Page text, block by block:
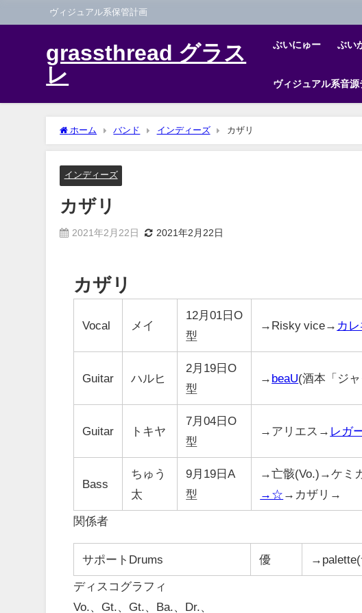
ヴィジュアル系保管計画
grassthread グラス
レ
ぶいにゅー ぶい
ヴィジュアル系音源
ホーム バンド インディーズ カザリ
インディーズ
カザリ
2021年2月22日 2021年2月22日
カザリ
Vocal メイ
12月01日O
型
→Risky vice→ カ
Guitar ハルヒ
2月19日O
型
→ beaU(酒本「ジ
Guitar トキヤ
7月04日O
型
→アリエス→ レガ
Bass
ちゅう
太
9月19日A
型
→亡骸(Vo.)→ケミ
→☆ →カザリ→
関係者
サポートDrums 優
ディスコグラフィ
Vo.、Gt.、Gt.、Ba.、Dr.、